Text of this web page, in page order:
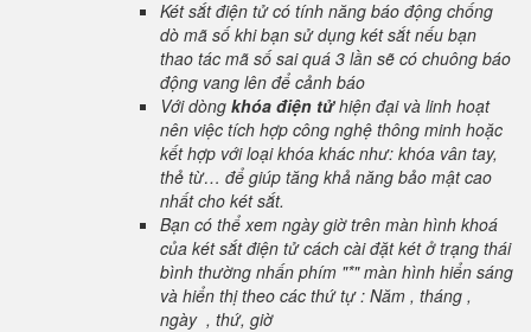
Két sắt điện tử có tính năng báo động chống
dò mã số khi bạn sử dụng két sắt nếu bạn
thao tác mã số sai quá 3 lần sẽ có chuông báo
động vang lên để cảnh báo
Với dòng khóa điện tửhiện đại và linh hoạt
nên việc tích hợp công nghệ thông minh hoặc
kết hợp với loại khóa khác như: khóa vân tay,
thẻ từ… để giúp tăng khả năng bảo mật cao
nhất cho két sắt.
Bạn có thể xem ngày giờ trên màn hình khoá
của két sắt điện tử cách cài đặt két ở trạng thái
bình thường nhấn phím "*" màn hình hiển sáng
và hiển thị theo các thứ tự : Năm , tháng ,
ngày , thứ, giờ